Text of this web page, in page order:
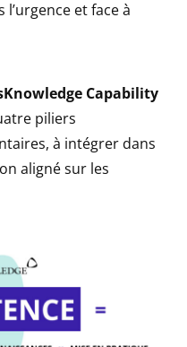
et face à
Capability
piliers
à intégrer dans
aligné sur les